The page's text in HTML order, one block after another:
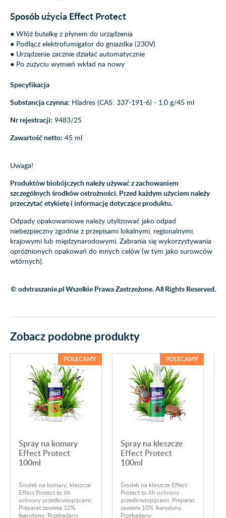
Sposób użycia Effect Protect
● Włóż butelkę z płynem do urządzenia
● Podłącz elektrofumigator do gniazdka (230V)
● Urządzenie zacznie działać automatycznie
● Po zużyciu wymień wkład na nowy
Specyfikacja
Substancja czynna: Hladres (CAS: 337-191-6) - 1,0 g/45 ml
Nr rejestracji: 9483/25
Zawartość netto: 45 ml
Uwaga!
Produktów biobójczych należy używać z zachowaniem
szczególnych środków ostrożności. Przed każdym użyciem należy
przeczytać etykietę i informację dotyczące produktu.
Odpady opakowaniowe należy utylizować jako odpad
niebezpieczny zgodnie z przepisami lokalnymi, regionalnymi,
krajowymi lub międzynarodowymi. Zabrania się wykorzystywania
opróżnionych opakowań do innych celów (w tym jako surowców
wtórnych).
© odstraszanie.pl Wszelkie Prawa Zastrzeżone. All Rights Reserved.
Zobacz podobne produkty
Spray na komary
Effect Protect
100ml
POLECAMY
Środek na komary, kleszcze
Effect Protect to 6h
ochrony przedkrwiopijcami.
Preparat zawiera 10%
Ikarydyny. Przebadany
Spray na kleszcze
Effect Protect
100ml
POLECAMY
Środek na kleszcze Effect
Protect to 6h ochrony
przedkrwiopijcami. Preparat
zawiera 10% Ikarydyny.
Przebadany